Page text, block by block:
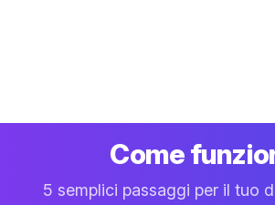
Come
5 semplici passaggi per il tuo